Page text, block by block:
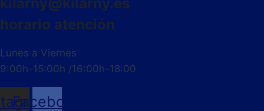
horario atención
Lunes a Viernes
9:00h-15:00h /16:00h-18:00
Facebook